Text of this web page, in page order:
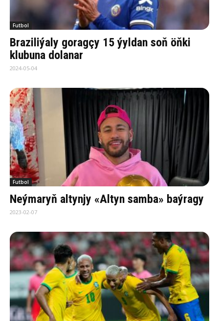
Futbol
Braziliýaly goragçy 15 ýyldan soň öňki
klubuna dolanar
2024-05-04
Futbol
Neýmaryň altynjy «Altyn samba» baýragy
2023-02-07